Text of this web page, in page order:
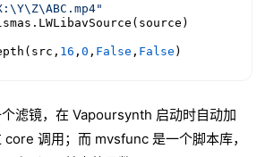
16 , 0 , False , False )
滤镜，在 Vapoursynth 启动时自动加
调用；而 mvsfunc 是一个脚本库，